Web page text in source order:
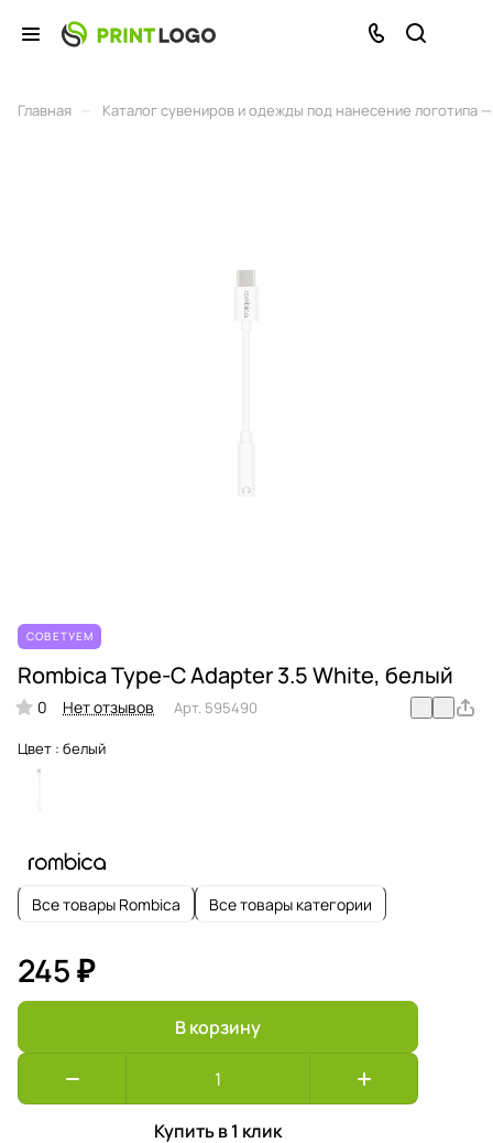
Главная Каталог сувениров и одежды под нанесение логотипа
СОВЕТУЕМ
Rombica Type-C Adapter 3.5 White, белый
0 Нет отзывов Арт. 595490
Цвет : белый
Все товары Rombica Все товары категории
245 ₽
В корзину
Купить в 1 клик